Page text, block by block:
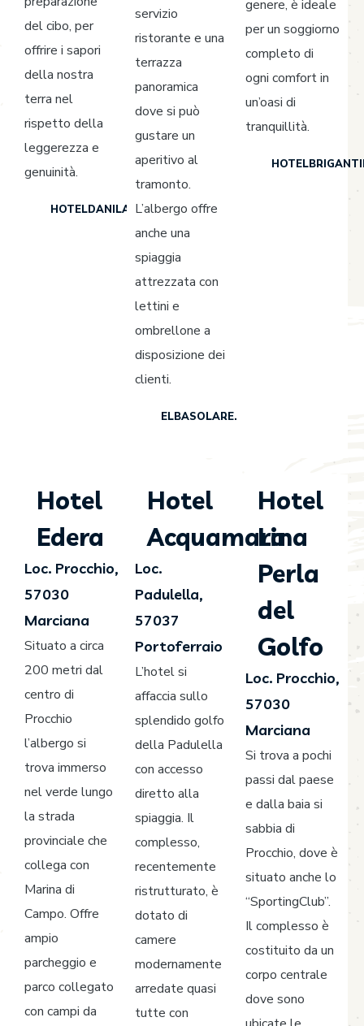
del cibo, per
offrire i sapori
della nostra
terra nel
rispetto della
leggerezza e
genuinità.
HOTELDANILA.IT
servizio
ristorante e una
terrazza
panoramica
dove si può
gustare un
aperitivo al
tramonto.
L’albergo offre
anche una
spiaggia
attrezzata con
lettini e
ombrellone a
disposizione dei
clienti.
ELBASOLARE.IT
genere, è ideale
per un soggiorno
completo di
ogni comfort in
un’oasi di
tranquillità.
Hotel
Edera
Loc. Procchio,
57030
Marciana
Situato a circa
200 metri dal
centro di
Procchio
l’albergo si
trova immerso
nel verde lungo
la strada
provinciale che
collega con
Marina di
Campo. Offre
ampio
parcheggio e
parco collegato
con campi da
Hotel
Acquamarina
Loc.
Padulella,
57037
Portoferraio
L’hotel si
affaccia sullo
splendido golfo
della Padulella
con accesso
diretto alla
spiaggia. Il
complesso,
recentemente
ristrutturato, è
dotato di
camere
modernamente
arredate quasi
tutte con
Hotel
La
Perla
del
Golfo
Loc. Procchio,
57030
Marciana
Si trova a pochi
passi dal paese
e dalla baia si
sabbia di
Procchio, dove è
situato anche lo
“SportingClub”.
Il complesso è
costituito da un
corpo centrale
dove sono